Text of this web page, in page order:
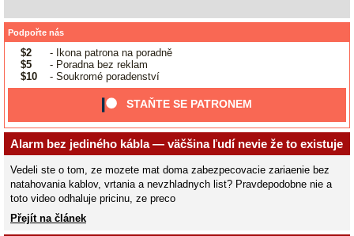
Podpořte nás
$2
- Ikona patrona na poradně
$5
- Poradna bez reklam
$10
- Soukromé poradenství
STAŇTE SE PATRONEM
Alarm bez jediného kábla — väčšina ľudí nevie že to existuje
Vedeli ste o tom, ze mozete mat doma zabezpecovacie zariaenie bez
natahovania kablov, vrtania a nevzhladnych list? Pravdepodobne nie a
toto video odhaluje pricinu, ze preco
Přejít na článek